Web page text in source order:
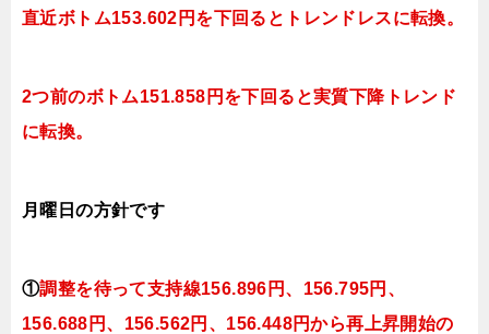
直近ボトム153.602円を下回るとトレンドレスに転換。
2つ前のボトム151.858円を下回ると実質下降トレンド
に転換。
月曜日の方針です
①調整を待って支持線156.896円、156.795円 、
156.688円、156.562円、156.448円から再上昇開始の